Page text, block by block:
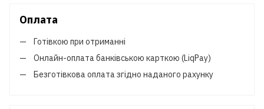
Оплата
Готівкою при отриманні
Онлайн-оплата банківською карткою (LiqPay)
Безготівкова оплата згідно наданого рахунку